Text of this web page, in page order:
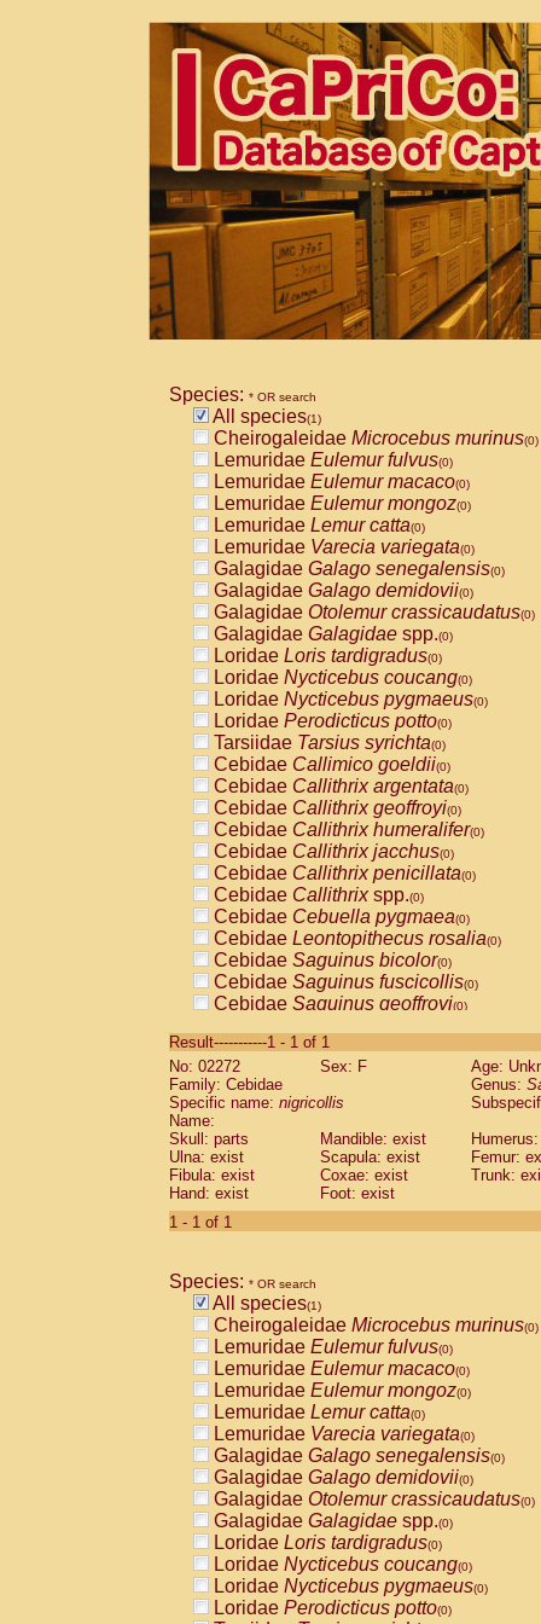
Species: * OR search
All species(1)
Cheirogaleidae Microcebus murinus(0)
Lemuridae Eulemur fulvus(0)
Lemuridae Eulemur macaco(0)
Lemuridae Eulemur mongoz(0)
Lemuridae Lemur catta(0)
Lemuridae Varecia variegata(0)
Galagidae Galago senegalensis(0)
Galagidae Galago demidovii(0)
Galagidae Otolemur crassicaudatus(0)
Galagidae Galagidae spp.(0)
Loridae Loris tardigradus(0)
Loridae Nycticebus coucang(0)
Loridae Nycticebus pygmaeus(0)
Loridae Perodicticus potto(0)
Tarsiidae Tarsius syrichta(0)
Cebidae Callimico goeldii(0)
Cebidae Callithrix argentata(0)
Cebidae Callithrix geoffroyi(0)
Cebidae Callithrix humeralifer(0)
Cebidae Callithrix jacchus(0)
Cebidae Callithrix penicillata(0)
Cebidae Callithrixspp.(0)
Cebidae Cebuella pygmaea(0)
Cebidae Leontopithecus rosalia(0)
Cebidae Saguinus bicolor(0)
Cebidae Saguinus fuscicollis(0)
Cebidae Saguinus geoffroyi(0)
CebidaeSaguinus labiatus(0)
Cebidae Saguinus leucopus (0)
Cebidae
CebidaeSaguinus mystax
Cebidae Saguinus nigricollis (1)
Cebidae Saguinus oedipus
Cebidae Saguinus weddelli
Cebidae Saguinusspp.
Cebidae
CebidaeCebus capucinus
CebidaeCebus nigrivittatus
CebidaeCebus spp.(0)
CebidaeSaimiri boliviensis(0)
CebidaeSaimiri sciureus(0)
AtelidaeAlouatta caraya(0)
AtelidaeAlouatta fusca(0)
AtelidaeAlouatta seniculus(0)
AtelidaeAlouattaspp.(0)
AtelidaeAteles belzebuth(0)
AtelidaeAteles geoffroyi(0)
AtelidaeAteles paniscus(0)
AtelidaeAtelesspp.(0)
AtelidaeLagothrix lagothricha(0)
AtelidaeLagothrix lagothricha cana
PitheciidaeCacajao calvus
Result-----------1 - 1 of 1
No: 02272
Sex: F
Age:
Family: Cebidae
Genus:
Specific name: nigricollis
Name:
Skull: parts
Mandible: exist
Ulna: exist
Scapula: exist
Femur:
Fibula: exist
Coxae: exist
Trunk:
Hand: exist
Foot: exist
1 - 1 of 1
Species: * OR search
All species(1)
Cheirogaleidae Microcebus murinus(0)
Lemuridae Eulemur fulvus(0)
Lemuridae Eulemur macaco(0)
Lemuridae Eulemur mongoz(0)
Lemuridae Lemur catta(0)
Lemuridae Varecia variegata(0)
Galagidae Galago senegalensis(0)
Galagidae Galago demidovii(0)
Galagidae Otolemur crassicaudatus(0)
Galagidae Galagidae spp.(0)
Loridae Loris tardigradus(0)
Loridae Nycticebus coucang(0)
Loridae Nycticebus pygmaeus(0)
Loridae Perodicticus potto(0)